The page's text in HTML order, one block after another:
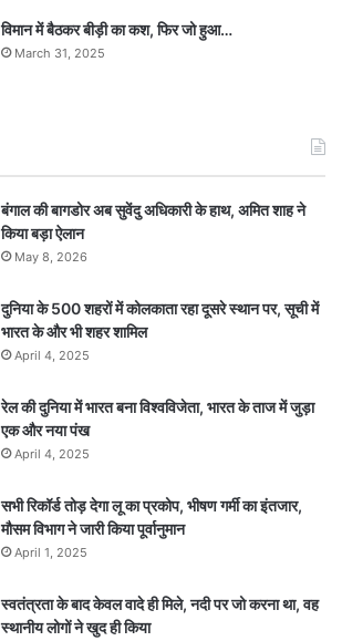
विमान में बैठकर बीड़ी का कश, फिर जो हुआ…
March 31, 2025
बंगाल की बागडोर अब सुवेंदु अधिकारी के हाथ, अमित शाह ने
किया बड़ा ऐलान
May 8, 2026
दुनिया के 500 शहरों में कोलकाता रहा दूसरे स्थान पर, सूची में
भारत के और भी शहर शामिल
April 4, 2025
रेल की दुनिया में भारत बना विश्वविजेता, भारत के ताज में जुड़ा
एक और नया पंख
April 4, 2025
सभी रिकॉर्ड तोड़ देगा लू का प्रकोप, भीषण गर्मी का इंतजार,
मौसम विभाग ने जारी किया पूर्वानुमान
April 1, 2025
स्वतंत्रता के बाद केवल वादे ही मिले, नदी पर जो करना था, वह
स्थानीय लोगों ने खुद ही किया